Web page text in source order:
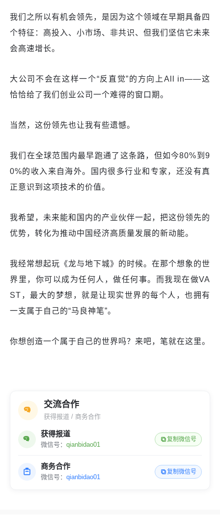
我们之所以有机会领先，是因为这个领域在早期具备四
个特征：高投入、小市场、非共识、但我们坚信它未来
会高速增长。
大公司不会在这样一个“反直觉”的方向上All in——这
恰恰给了我们创业公司一个难得的窗口期。
当然，这份领先也让我有些遗憾。
我们在全球范围内最早跑通了这条路，但如今80%到9
0%的收入来自海外。国内很多行业和专家，还没有真
正意识到这项技术的价值。
我希望，未来能和国内的产业伙伴一起，把这份领先的
优势，转化为推动中国经济高质量发展的新动能。
我经常想起玩《龙与地下城》的时候。在那个想象的世
界里，你可以成为任何人，做任何事。而我现在做VA
ST，最大的梦想，就是让现实世界的每个人，也拥有
一支属于自己的“马良神笔”。
你想创造一个属于自己的世界吗？来吧，笔就在这里。
交流合作
获得报道 / 商务合作
获得报道
微信号： qianbidao01
复制微信号
商务合作
微信号： qianbidao01
复制微信号